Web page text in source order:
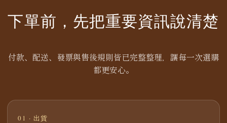
下單前，先把重要資訊說清楚
付款、配送、發票與售後規則皆已完整整理，讓每一次選購
都更安心。
01 · 出貨